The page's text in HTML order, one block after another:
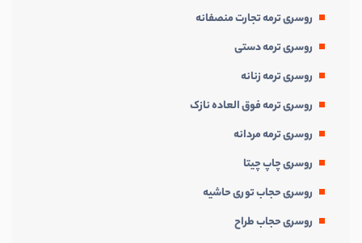
روسری ترمه تجارت منصفانه
روسری ترمه دستی
روسری ترمه زنانه
روسری ترمه فوق العاده نازک
روسری ترمه مردانه
روسری چاپ چیتا
روسری حجاب توری حاشیه
روسری حجاب طراح